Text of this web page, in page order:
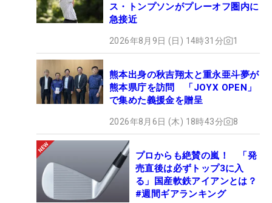
ス・トンプソンがプレーオフ圏内に
急接近
2026年8月9日 (日) 14時31分 1
熊本出身の秋吉翔太と重永亜斗夢が
熊本県庁を訪問 「JOYX OPEN」
で集めた義援金を贈呈
2026年8月6日 (木) 18時43分 8
プロからも絶賛の嵐！ 「発
売直後は必ずトップ3に入
る」国産軟鉄アイアンとは？
#週間ギアランキング